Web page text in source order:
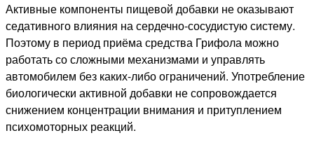
Активные компоненты пищевой добавки не оказывают
седативного влияния на сердечно-сосудистую систему.
Поэтому в период приёма средства Грифола можно
работать со сложными механизмами и управлять
автомобилем без каких-либо ограничений. Употребление
биологически активной добавки не сопровождается
снижением концентрации внимания и притуплением
психомоторных реакций.